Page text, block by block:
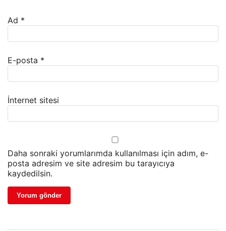
Ad *
E-posta *
İnternet sitesi
Daha sonraki yorumlarımda kullanılması için adım, e-
posta adresim ve site adresim bu tarayıcıya
kaydedilsin.